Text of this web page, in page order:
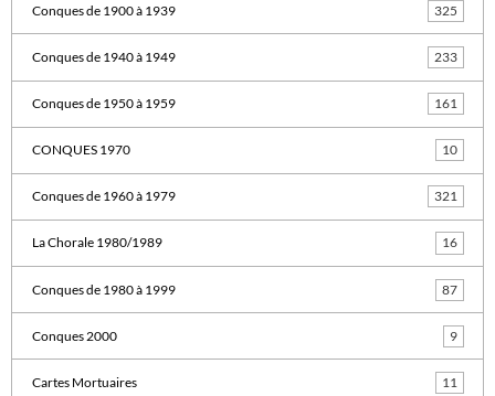
Conques de 1900 à 1939 325
Conques de 1940 à 1949 233
Conques de 1950 à 1959 161
CONQUES 1970 10
Conques de 1960 à 1979 321
La Chorale 1980/1989 16
Conques de 1980 à 1999 87
Conques 2000 9
Cartes Mortuaires 11